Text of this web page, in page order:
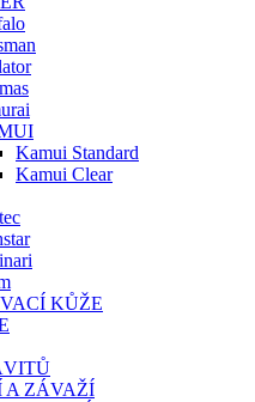
Kamui Standard
Kamui Clear
KŮŽE
A ZÁVAŽÍ